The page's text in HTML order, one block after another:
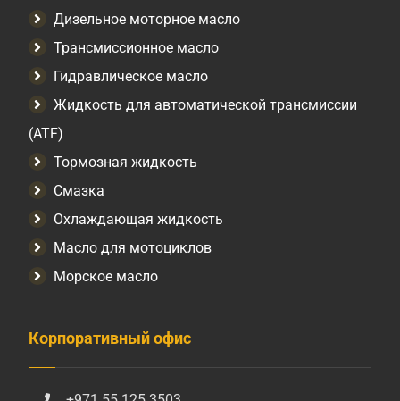
Дизельное моторное масло
Трансмиссионное масло
Гидравлическое масло
Жидкость для автоматической трансмиссии
(ATF)
Тормозная жидкость
Смазка
Охлаждающая жидкость
Масло для мотоциклов
Морское масло
Корпоративный офис